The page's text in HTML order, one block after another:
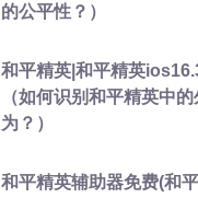
的公平性？）
和平精英|和平精英
（如何识别和平精英中
为？）
和平精英辅助器免费(和